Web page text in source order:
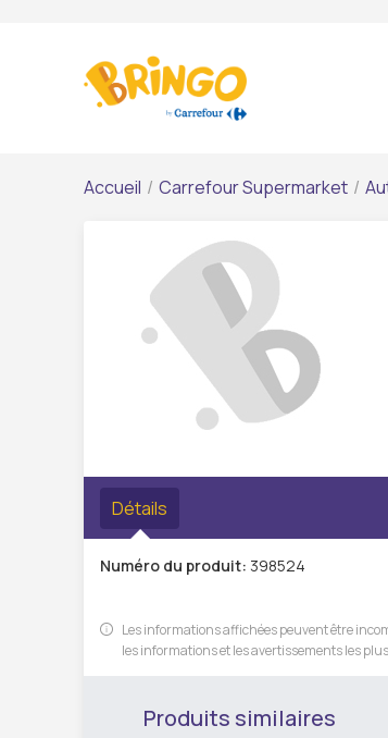
Accueil / Carrefour Supermarket /
Détails
Numéro du produit: 398524
Les informations affichées peuvent être
les informations et les avertissements les
Produits similaires